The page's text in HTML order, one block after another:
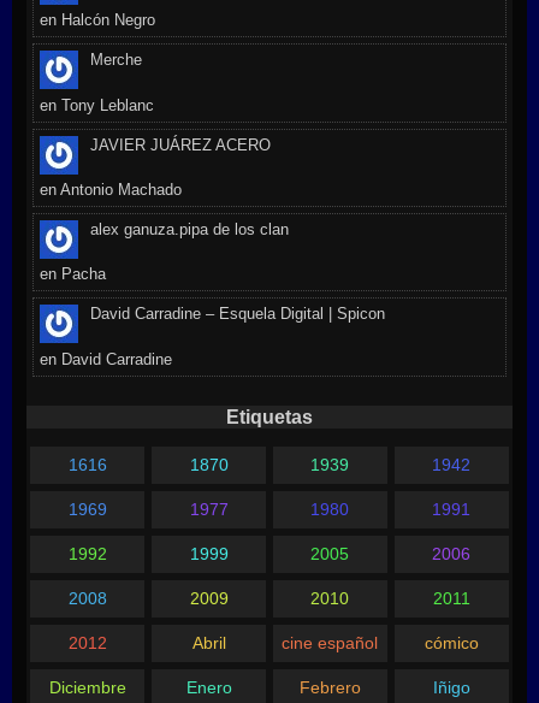
en Halcón Negro
Merche
enTony Leblanc
JAVIER JUÁREZ ACERO
enAntonio Machado
alex ganuza.pipa de los clan
en Pacha
David Carradine – Esquela Digital | Spicon
en David Carradine
Etiquetas
1616 1870 1939 1942
1969 1977 1980 1991
1992 1999 2005 2006
2008 2009 2010 2011
2012 Abril cine español cómico
Diciembre Enero Febrero Iñigo